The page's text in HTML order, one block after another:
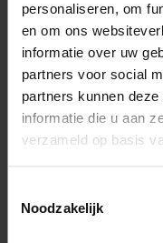
personaliseren, om
en om ons
informatie over uw
partners voor social
partners kunnen
informatie die u aan
verzameld op basis
Noodzakelijk
kinesitherapeut
patiënt- en
bestuurslid bij
Communication
Lees alles over
zorgverlener.be.